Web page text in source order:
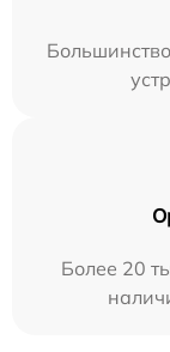
Более 20